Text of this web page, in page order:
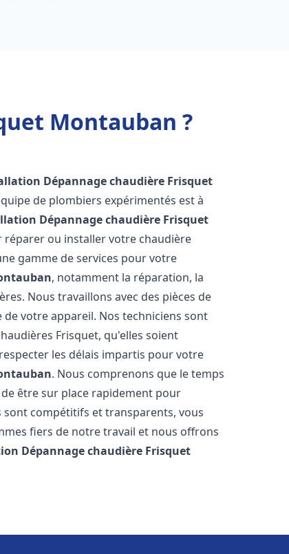
Montauban ?
Dépannage chaudière Frisquet
de plombiers expérimentés est à
Dépannage chaudière Frisquet
ou installer votre chaudière
gamme de services pour votre
, notamment la réparation, la
Nous travaillons avec des pièces de
votre appareil. Nos techniciens sont
Frisquet, qu'elles soient
les délais impartis pour votre
. Nous comprenons que le temps
être sur place rapidement pour
compétitifs et transparents, vous
fiers de notre travail et nous offrons
Dépannage chaudière Frisquet